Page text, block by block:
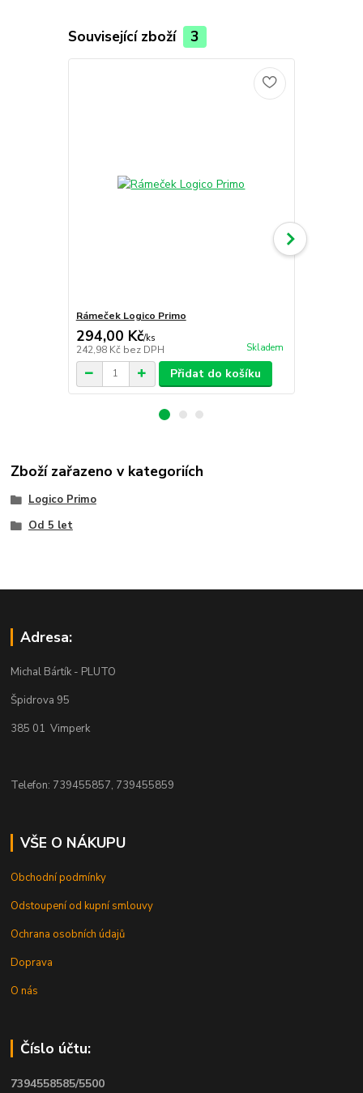
Související zboží 3
Rámeček Logico Primo
294,00 Kč/ks
242,98 Kč bez DPH Skladem
Přidat do košíku
Zboží zařazeno v kategoriích
Logico Primo
Od 5 let
Adresa:
Michal Bártík - PLUTO
Špidrova 95
385 01 Vimperk
Telefon: 739455857, 739455859
VŠE O NÁKUPU
Obchodní podmínky
Odstoupení od kupní smlouvy
Ochrana osobních údajů
Doprava
O nás
Číslo účtu:
7394558585/5500